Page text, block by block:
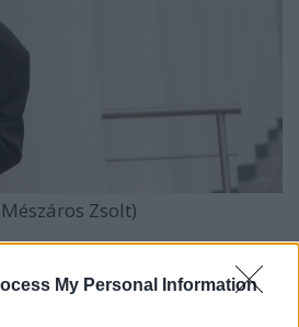
My Personal Information
Zsolt)